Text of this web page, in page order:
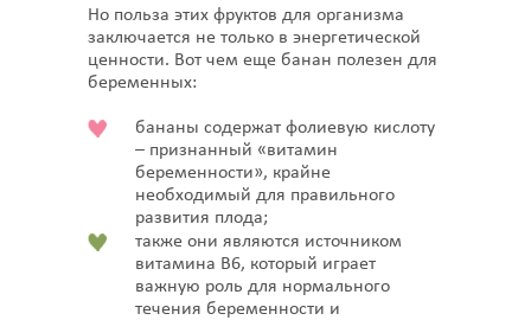
Но польза этих фруктов для организма
заключается не только в энергетической
ценности. Вот чем еще банан полезен для
беременных:
бананы содержат фолиевую кислоту
– признанный «витамин
беременности», крайне
необходимый для правильного
развития плода;
также они являются источником
витамина В6, который играет
важную роль для нормального
течения беременности и